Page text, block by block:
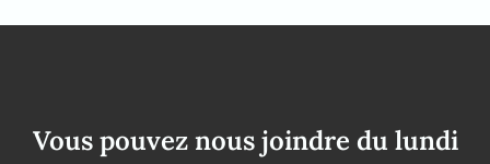
Vous pouvez nous joindre du lundi